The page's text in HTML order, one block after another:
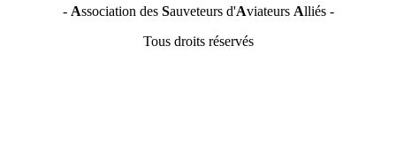
- Association des Sauveteurs d'Aviateurs Alliés -
Tous droits réservés